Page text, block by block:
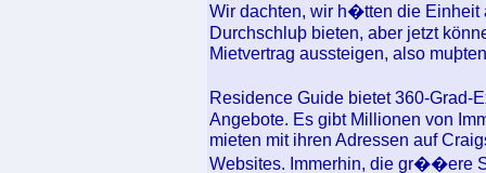
Wir dachten, wir h�tten die Einheit
Durchschluþ bieten, aber jetzt
Mietvertrag aussteigen, also
Residence Guide bietet 360-
Angebote. Es gibt Millionen von
mieten mit ihren Adressen auf
Websites. Immerhin, die gr��ere